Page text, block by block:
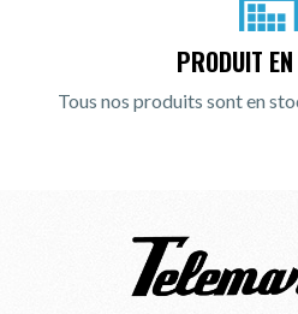
PRODUIT
Tous nos produits sont en